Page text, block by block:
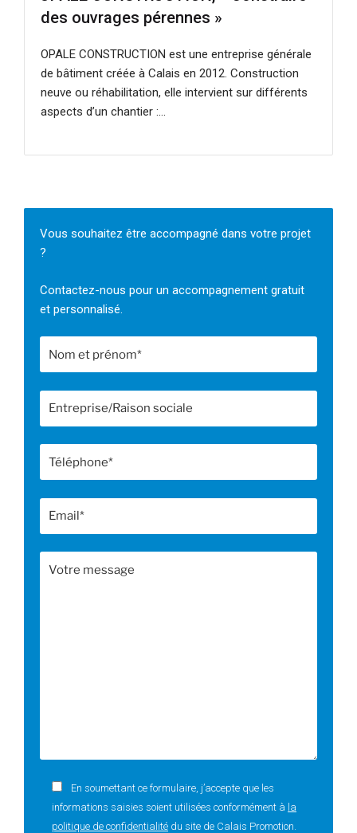
des ouvrages pérennes »
OPALE CONSTRUCTION est une entreprise générale
de bâtiment créée à Calais en 2012. Construction
neuve ou réhabilitation, elle intervient sur différents
aspects d’un chantier :…
Vous souhaitez être accompagné dans votre projet
?
Contactez-nous pour un accompagnement gratuit
et personnalisé.
En soumettant ce formulaire, j’accepte que les
informations saisies soient utilisées conformément à la
politique de confidentialité du site de Calais Promotion.